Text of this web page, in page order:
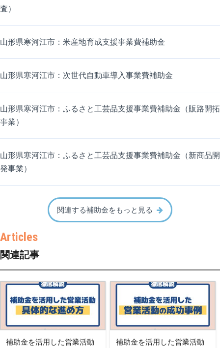
査）
山形県寒河江市：米産地育成支援事業費補助金
山形県寒河江市：次世代自動車導入事業費補助金
山形県寒河江市：ふるさと工芸品支援事業費補助金（販路開拓
事業）
山形県寒河江市：ふるさと工芸品支援事業費補助金（新商品開
発事業）
関連する補助金をもっと見る
関連記事
補助金を活用した営業活動
補助金を活用した営業活動